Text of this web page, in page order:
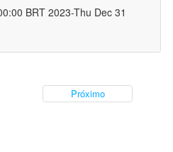
BRT 2023-Thu Dec 31
Próximo